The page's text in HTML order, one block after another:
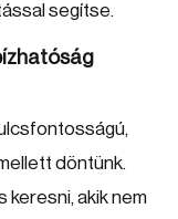
segítse.
döntünk.
akik nem